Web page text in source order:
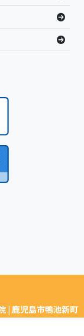
| 鹿児島市鴨池新町